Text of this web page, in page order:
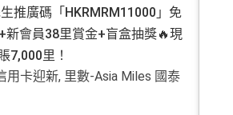
推廣碼「HKRMRM11000」免
新會員38里賞金+盲盒抽獎🔥現
7,000里！
用卡迎新, 里數-Asia Miles 國泰